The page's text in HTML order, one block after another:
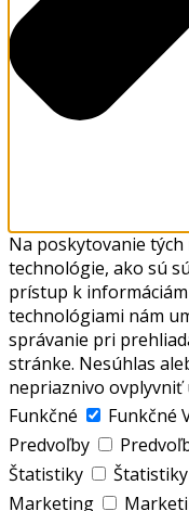
Na poskytovanie
technológie, ako sú
prístup k
technológiami nám
správanie pri
stránke. Nesúhlas
nepriaznivo ovplyvniť
Funkčné
Funkčné
Predvoľby
Štatistiky
Štatistiky
Marketing